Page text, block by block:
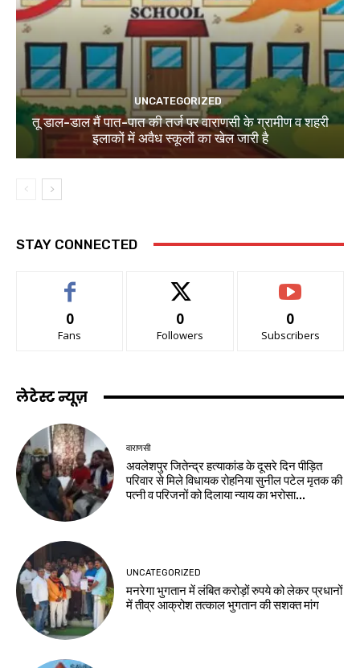
UNCATEGORIZED
तू डाल-डाल मैं पात-पात की तर्ज पर वाराणसी के ग्रामीण व शहरी
इलाकों में अवैध स्कूलों का खेल जारी है
STAY CONNECTED
0
Fans
0
Followers
0
Subscribers
लेटेस्ट न्यूज़
वाराणसी
अवलेशपुर जितेन्द्र हत्याकांड के दूसरे दिन पीड़ित
परिवार से मिले विधायक रोहनिया सुनील पटेल मृतक की
पत्नी व परिजनों को दिलाया न्याय का भरोसा...
UNCATEGORIZED
मनरेगा भुगतान में लंबित करोड़ों रुपये को लेकर प्रधानों
में तीव्र आक्रोश तत्काल भुगतान की सशक्त मांग